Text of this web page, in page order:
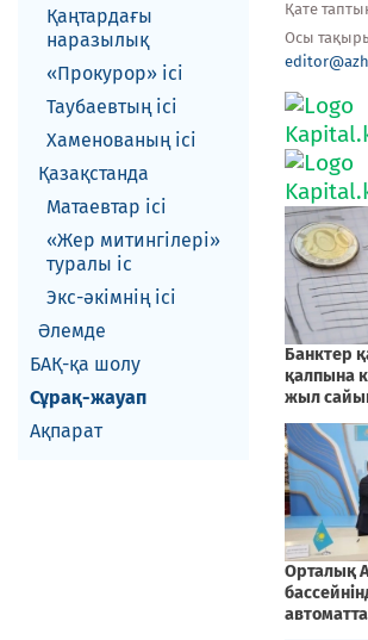
Қаңтардағы
наразылық
«Прокурор» ісі
Таубаевтың ісі
Хаменованың ісі
Қазақстанда
Матаевтар ici
«Жер митингілері»
туралы іс
Экс-әкiмнiң iсi
Әлемде
БАҚ-қа шолу
Сұрақ-жауап
Ақпарат
Қате
Осы